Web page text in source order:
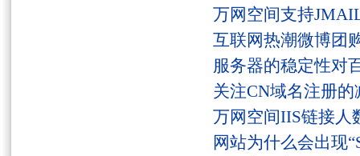
万网空间支持
互联网热潮微博团
服务器的稳定性对
关注CN域名注册
万网空间IIS链接人
网站为什么会出现